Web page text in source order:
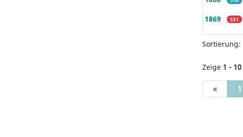
1869 551
Sortierung:
Zeige 1 - 10
« 1